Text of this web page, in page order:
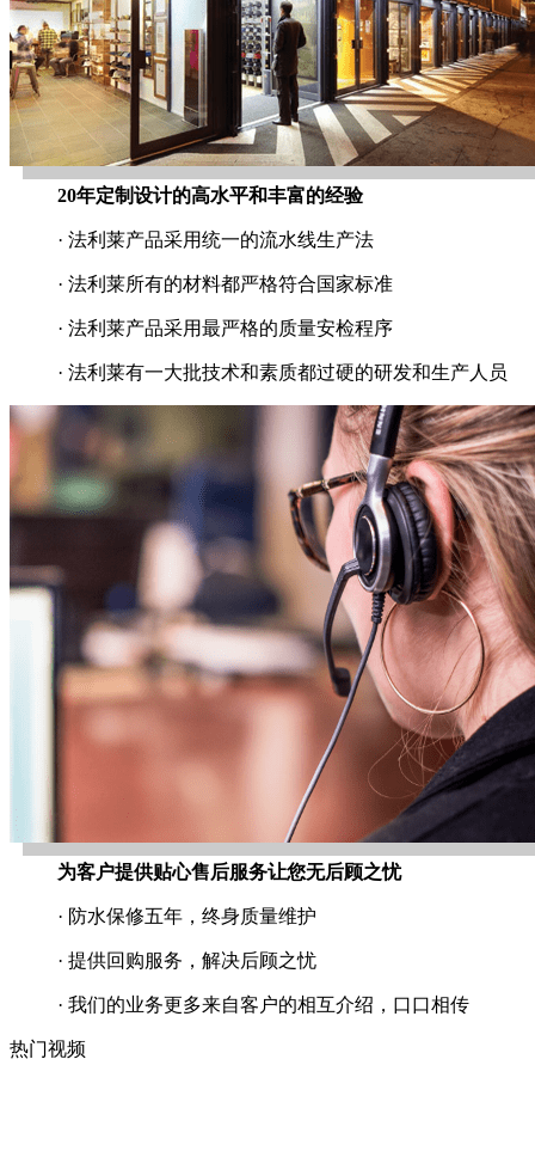
20年定制设计的高水平和丰富的经验
· 法利莱产品采用统一的流水线生产法
· 法利莱所有的材料都严格符合国家标准
· 法利莱产品采用最严格的质量安检程序
· 法利莱有一大批技术和素质都过硬的研发和生产人员
为客户提供贴心售后服务让您无后顾之忧
· 防水保修五年，终身质量维护
· 提供回购服务，解决后顾之忧
· 我们的业务更多来自客户的相互介绍，口口相传
热门视频